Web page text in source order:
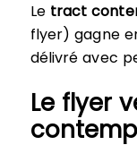
Le tract
flyer) gagne
délivré avec
Le flyer